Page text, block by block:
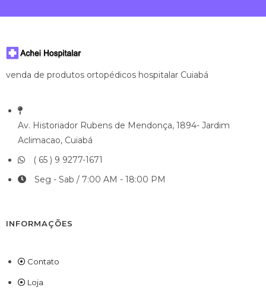
venda de produtos ortopédicos hospitalar Cuiabá
Av. Historiador Rubens de Mendonça, 1894- Jardim
Aclimacao, Cuiabá
( 65 ) 9 9277-1671
Seg - Sab / 7:00 AM - 18:00 PM
INFORMAÇÕES
Contato
Loja